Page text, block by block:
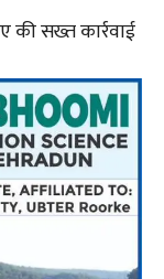
की सख्त कार्रवाई